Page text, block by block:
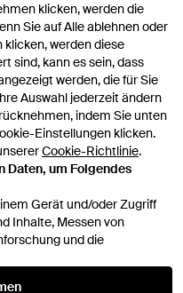
klicken, werden die
Sie auf Alle ablehnen oder
werden diese
sind, kann es sein, dass
werden, die für Sie
Auswahl jederzeit ändern
indem Sie unten
Einstellungen klicken.
Cookie-Richtlinie.
Daten, um Folgendes
Gerät und/oder Zugriff
Inhalte, Messen von
und die